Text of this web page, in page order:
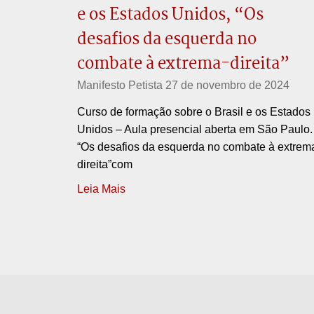
e os Estados Unidos, “Os
desafios da esquerda no
combate à extrema-direita”
Manifesto Petista 27 de novembro de 2024
Curso de formação sobre o Brasil e os Estados
Unidos – Aula presencial aberta em São Paulo.
“Os desafios da esquerda no combate à
direita”com
Leia Mais